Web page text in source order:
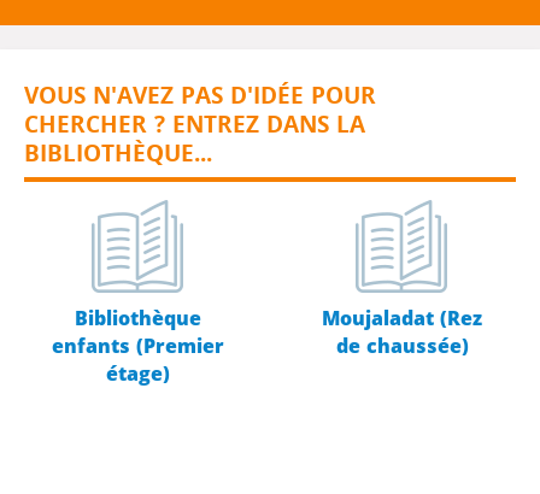
VOUS N'AVEZ PAS D'IDÉE POUR
CHERCHER ? ENTREZ DANS LA
BIBLIOTHÈQUE...
Bibliothèque
enfants (Premier
étage)
Moujaladat (Rez
de chaussée)